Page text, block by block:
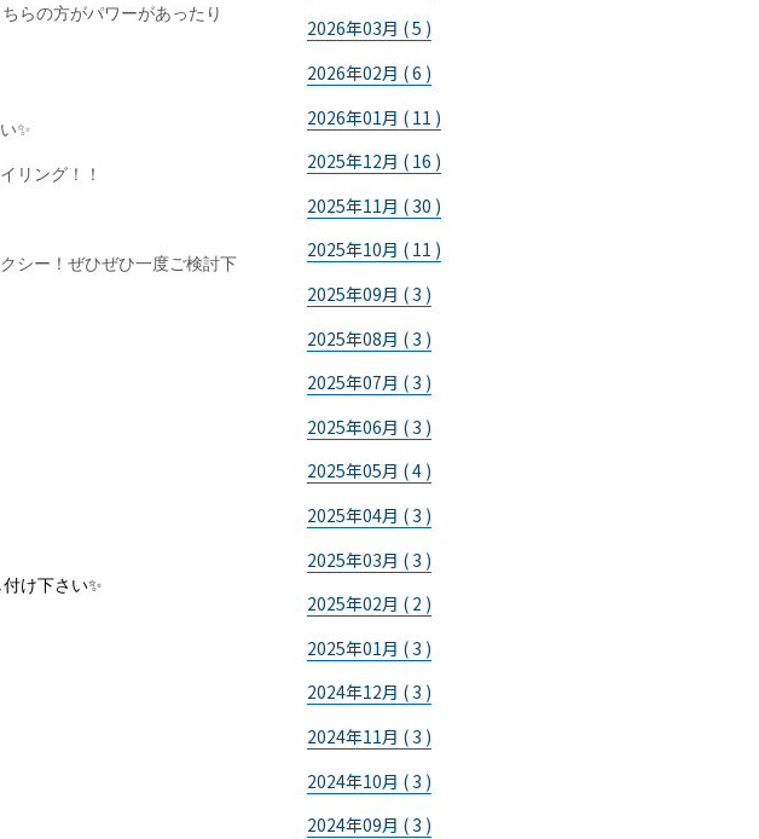
らの方がパワーがあったり
✨
リング！！
シー！ぜひぜひ一度ご検討下
け下さい✨
2026年03月 ( 5 )
2026年02月 ( 6 )
2026年01月 ( 11 )
2025年12月 ( 16 )
2025年11月 ( 30 )
2025年10月 ( 11 )
2025年09月 ( 3 )
2025年08月 ( 3 )
2025年07月 ( 3 )
2025年06月 ( 3 )
2025年05月 ( 4 )
2025年04月 ( 3 )
2025年03月 ( 3 )
2025年02月 ( 2 )
2025年01月 ( 3 )
2024年12月 ( 3 )
2024年11月 ( 3 )
2024年10月 ( 3 )
2024年09月 ( 3 )